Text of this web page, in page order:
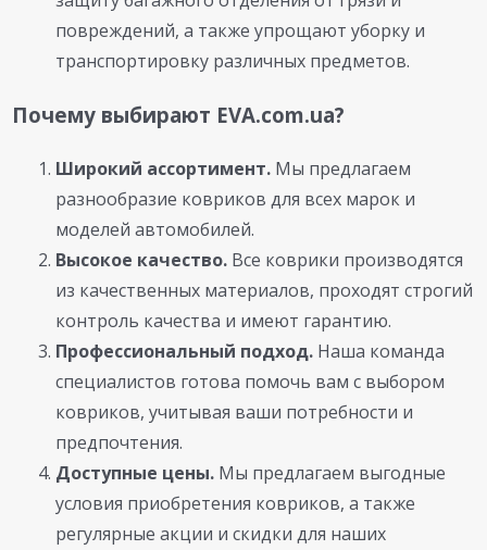
повреждений, а также упрощают уборку и
транспортировку различных предметов.
Почему выбирают EVA.com.ua?
Широкий ассортимент. Мы предлагаем
разнообразие ковриков для всех марок и
моделей автомобилей.
Высокое качество. Все коврики производятся
из качественных материалов, проходят строгий
контроль качества и имеют гарантию.
Профессиональный подход. Наша команда
специалистов готова помочь вам с выбором
ковриков, учитывая ваши потребности и
предпочтения.
Доступные цены. Мы предлагаем выгодные
условия приобретения ковриков, а также
регулярные акции и скидки для наших